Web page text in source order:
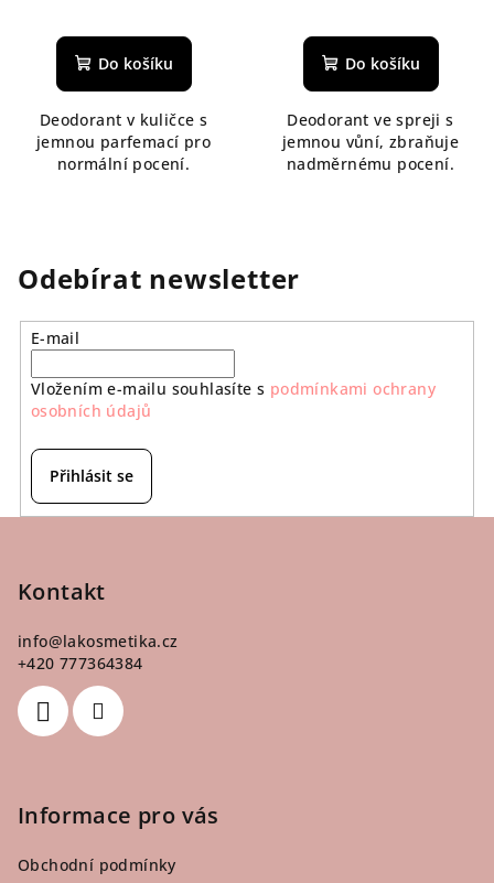
Do košíku
Deodorant v kuličce s
jemnou parfemací pro
normální pocení.
Do košíku
Deodorant ve spreji s
jemnou vůní, zbraňuje
nadměrnému pocení.
Odebírat newsletter
E-mail
Vložením e-mailu souhlasíte s podmínkami ochrany
osobních údajů
Přihlásit se
Kontakt
info@lakosmetika.cz
+420 777364384
Informace pro vás
Obchodní podmínky